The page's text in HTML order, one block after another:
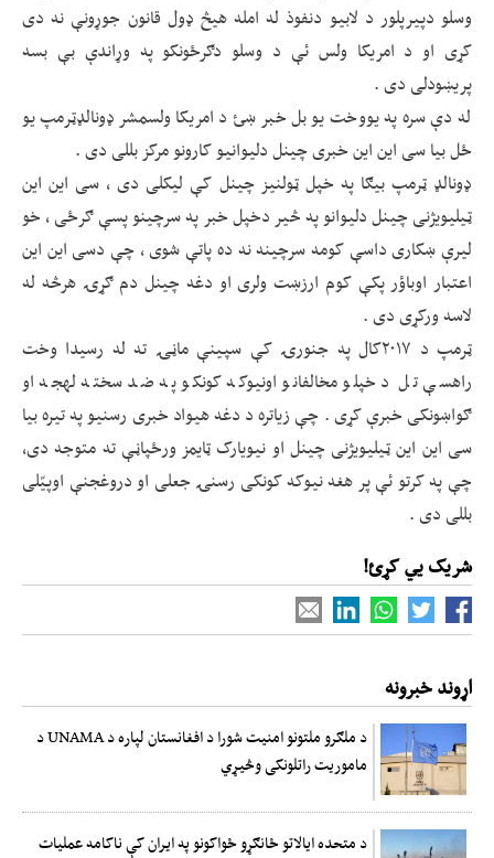
وسلو دپیرپلور د لابیو دنفوذ له امله هیڅ ډول قانون جوړونې نه دی
کړی او د امریکا ولس ئې د وسلو دګرځونکو په وړاندې بې بسه
پریښودلی دی .
له دې سره په یووخت یو بل خبر ښئ د امریکا ولسمشر ډونالډټرمپ یو
ځل بیا سی این این خبری چینل دلیوانیو کارونو مرکز بللی دی .
ډونالډ ټرمپ بیګا په خپل ټولنیز چینل کې لیکلی دی ، سی این این
ټیلیویژنی چینل دلیوانو په څیر دخپل خبر په سرچینو پسې ګرځی ، خو
لیرې ښکاری داسې کومه سرچینه نه ده پاتې شوی ، چې دسی این این
اعتبار اوباؤر پکې کوم ارزښت ولری او دغه چینل دم ګړۍ هرڅه له
لاسه ورکړی دی .
ټرمپ د ۲۰۱۷کال په جنورۍ کې سپینې ماڼۍ ته له رسیدا وخت
راهسې تل د خپلو مخالفانو اونیوکه کونکو په ضد سخته لهجه او
ګواښونکی خبرې کړی . چې زیاتره د دغه هیواد خبری رسنیو په تیره بیا
سی این این ټیلیویژنی چینل او نیویارک ټایمز ورځپاڼې ته متوجه دی،
چې په کرتو ئې پر هغه نیوکه کونکی رسنۍ جعلی او دروغجنې اوپیّلی
بللی دی .
شریک یي کړئ!
اړوند خبرونه
د ملګرو ملتونو امنیت شورا د افغانستان لپاره د UNAMA د
ماموریت راتلونکی وڅیړي
د متحده ایالاتو ځانګړو ځواکونو په ایران کې ناکامه عملیات